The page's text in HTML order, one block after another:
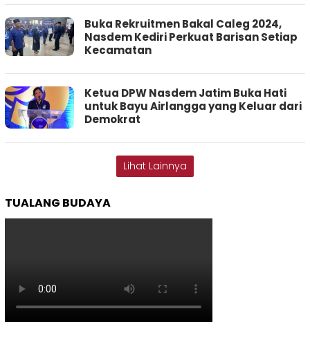
Buka Rekruitmen Bakal Caleg 2024,
Nasdem Kediri Perkuat Barisan Setiap
Kecamatan
Ketua DPW Nasdem Jatim Buka Hati
untuk Bayu Airlangga yang Keluar dari
Demokrat
Lihat Lainnya
TUALANG BUDAYA